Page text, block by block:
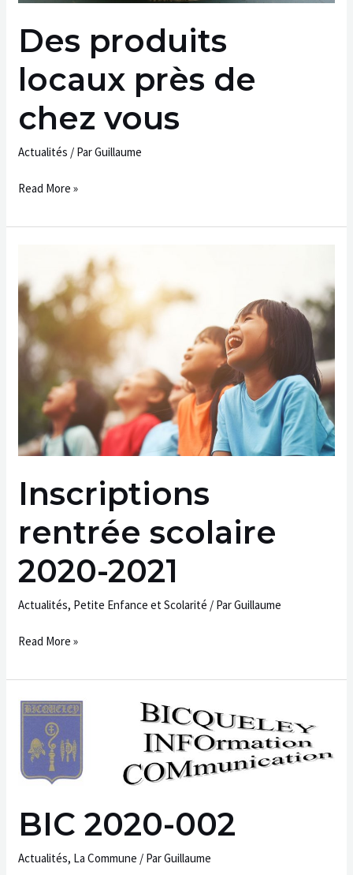
Des produits
locaux près de
chez vous
Actualités / ParGuillaume
Read More »
Inscriptions
rentrée scolaire
2020-2021
Actualités, Petite Enfance et Scolarité / ParGuillaume
rentrée
scolaire
2020-
2021
Read More »
BIC 2020-002
Actualités, La Commune / ParGuillaume
BIC
002